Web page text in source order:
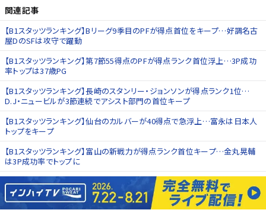
関連記事
【B1スタッツランキング】Bリーグ9季目のPFが得点首位をキープ…好調名古
屋DのSFは攻守で躍動
【B1スタッツランキング】第7節55得点のPFが得点ランク首位浮上…3P成功
率トップは37歳PG
【B1スタッツランキング】長崎のスタンリー・ジョンソンが得点ランク1位…
D.J・ニュービルが3節連続でアシスト部門の首位キープ
【B1スタッツランキング】仙台のカルバーが40得点で急浮上…富永は日本人
トップをキープ
【B1スタッツランキング】富山の新戦力が得点ランク首位キープ…金丸晃輔
は3P成功率でトップに